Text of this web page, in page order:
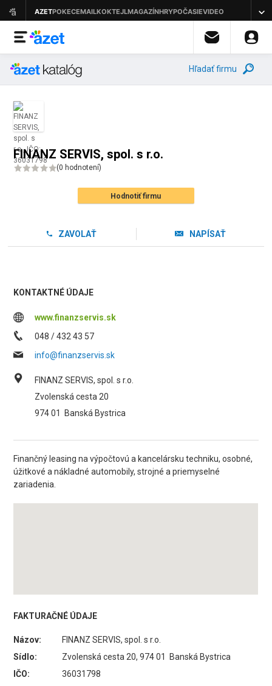
Hľadať firmu
FINANZ SERVIS, spol. s r.o.
(0 hodnotení)
Hodnotiť firmu
ZAVOLAŤ NAPÍSAŤ
KONTAKTNÉ ÚDAJE
www.finanzservis.sk
048 / 432 43 57
info@finanzservis.sk
FINANZ SERVIS, spol. s r.o.
Zvolenská cesta 20
974 01
Banská Bystrica
Finančný leasing na výpočtovú a kancelársku techniku, osobné,
úžitkové a nákladné automobily, strojné a priemyselné
zariadenia.
FAKTURAČNÉ ÚDAJE
Názov:
FINANZ SERVIS, spol. s r.o.
Sídlo:
Zvolenská cesta 20, 974 01 Banská Bystrica
IČO:
36031798